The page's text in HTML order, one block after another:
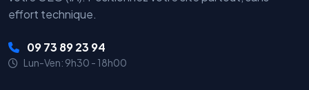
effort technique.
09 73 89 23 94
Lun-Ven: 9h30 - 18h00